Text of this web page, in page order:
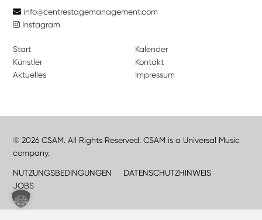
info@centrestagemanagement.com
Instagram
Start
Künstler
Aktuelles
Kalender
Kontakt
Impressum
© 2026 CSAM. All Rights Reserved. CSAM is a Universal Music
company.
NUTZUNGSBEDINGUNGEN
DATENSCHUTZHINWEIS
JOBS